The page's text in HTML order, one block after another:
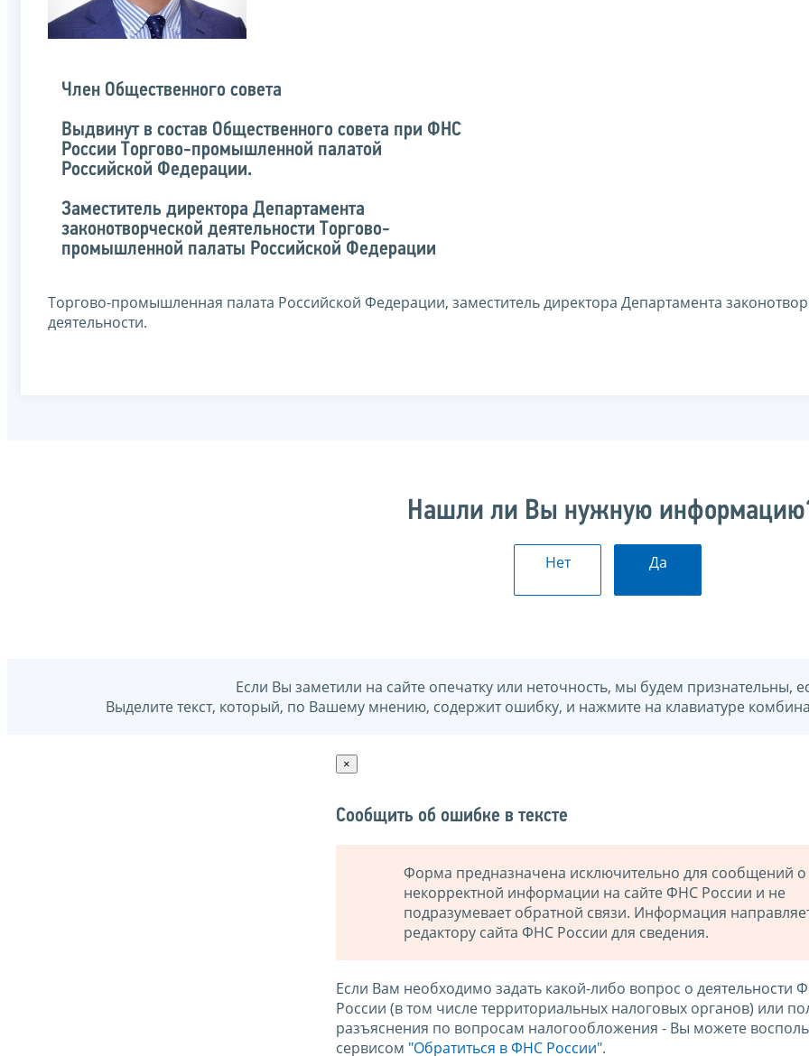
Член Общественного совета
Выдвинут в состав Общественного совета при ФНС
России Торгово-промышленной палатой
Российской Федерации.
Заместитель директора Департамента
законотворческой деятельности Торгово-
промышленной палаты Российской Федерации
Торгово-промышленная палата Российской Федерации, заместитель директора Департамента
деятельности.
Нашли ли Вы нужную
Нет Да
Если Вы заметили на сайте опечатку или неточность, мы будем признательны,
Выделите текст, который, по Вашему мнению, содержит ошибку, и нажмите на клавиатуре
×
Сообщить об ошибке в тексте
Форма предназначена исключительно для сообщений о
некорректной информации на сайте ФНС России и не
подразумевает обратной связи. Информация
редактору сайта ФНС России для сведения.
Если Вам необходимо задать какой-либо вопрос о деятельности
России (в том числе территориальных налоговых органов) или
разъяснения по вопросам налогообложения - Вы можете
сервисом "Обратиться в ФНС России".